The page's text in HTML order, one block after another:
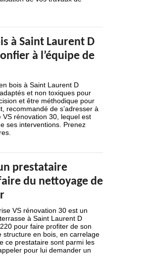
à Saint Laurent D
à l’équipe de
bois à Saint Laurent D
et non toxiques pour
et être méthodique pour
recommandé de s’adresser à
rénovation 30, lequel est
ses interventions. Prenez
prestataire
du nettoyage de
VS rénovation 30 est un
à Saint Laurent D
pour faire profiter de son
en bois, en carrelage
ce prestataire sont parmi les
pour lui demander un